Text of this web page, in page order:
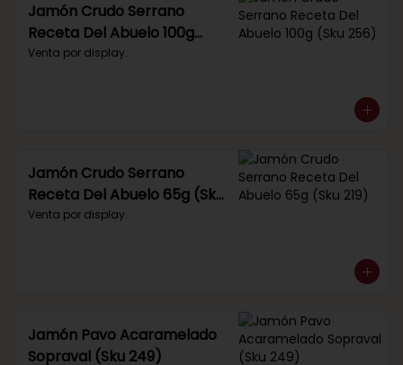
Jamón Crudo Serrano
Receta Del Abuelo 100g
(Sku 256)
Venta por display.
Jamón Crudo Serrano
Receta Del Abuelo 65g (Sku
219)
Venta por display.
Jamón Pavo Acaramelado
Sopraval (Sku 249)